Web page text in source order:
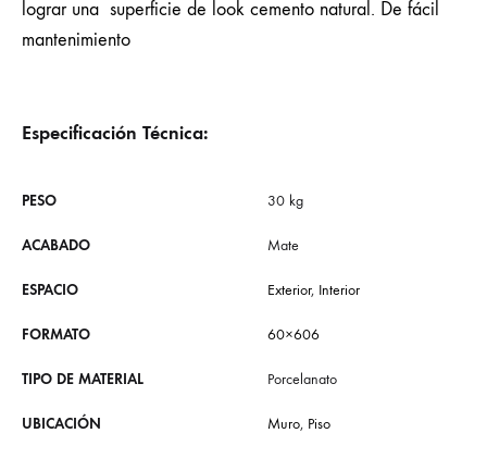
lograr una superficie de look cemento natural. De fácil
mantenimiento
Especificación Técnica:
PESO 30 kg
ACABADO Mate
ESPACIO Exterior, Interior
FORMATO 60×606
TIPO DE MATERIAL Porcelanato
UBICACIÓN Muro, Piso